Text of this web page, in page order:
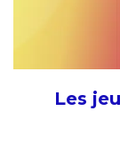
Les